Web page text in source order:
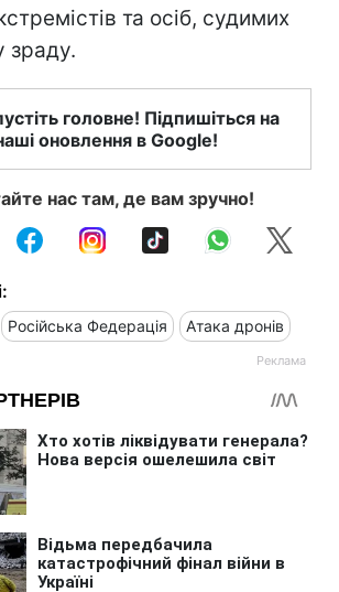
та осіб, судимих
зраду.
головне! Підпишіться на
оновлення в Google!
нас там, де вам зручно!
Російська Федерація Атака дронів